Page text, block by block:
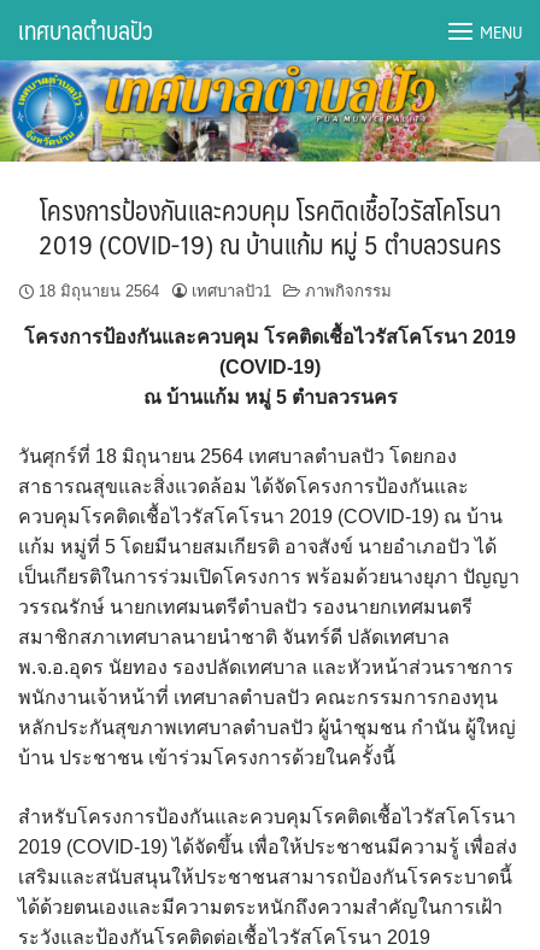
content
DWQA Ask Question
DWQA Questions
กองการศึกษา
กองคลัง
กองช่าง
กองยุทธศาสตร์และงบประมาณ
กองสาธารณสุขฯ
การเปิดเผยข้อมูลข่าวสารปี 2566 integrity transparency
assessment ITA2023
ข้อกำหนดการใช้งาน
ข้อมูลประชากร
ข้อมูลพื้นฐานของศูนย์บริการนักท่องเที่ยว เทศบาลตำบลปัว
ขั้นตอนการขอรับบริการ
งบแสดงฐานะการคลัง
งบแสดงฐานะการเงิน เทศบาลตำบลปัว ประจำปีงบประมาณ 2561
เทศบาลตำบลปัว MENU
โครงการป้องกันและควบคุม โรคติดเชื้อไวรัสโคโรนา
2019 (COVID-19) ณ บ้านแก้ม หมู่ 5 ตำบลวรนคร
18 มิถุนายน 2564 เทศบาลปัว1 ภาพกิจกรรม
โครงการป้องกันและควบคุม โรคติดเชื้อไวรัสโคโรนา 2019
(COVID-19)
ณ บ้านแก้ม หมู่ 5 ตำบลวรนคร
วันศุกร์ที่ 18 มิถุนายน 2564 เทศบาลตำบลปัว โดยกอง
สาธารณสุขและสิ่งแวดล้อม ได้จัดโครงการป้องกันและ
ควบคุมโรคติดเชื้อไวรัสโคโรนา 2019 (COVID-19) ณ บ้าน
แก้ม หมู่ที่ 5 โดยมีนายสมเกียรติ อาจสังข์ นายอำเภอปัว ได้
เป็นเกียรติในการร่วมเปิดโครงการ พร้อมด้วยนางยุภา ปัญญา
วรรณรักษ์ นายกเทศมนตรีตำบลปัว รองนายกเทศมนตรี
สมาชิกสภาเทศบาลนายนำชาติ จันทร์ดี ปลัดเทศบาล
พ.จ.อ.อุดร นัยทอง รองปลัดเทศบาล และหัวหน้าส่วนราชการ
พนักงานเจ้าหน้าที่ เทศบาลตำบลปัว คณะกรรมการกองทุน
หลักประกันสุขภาพเทศบาลตำบลปัว ผู้นำชุมชน กำนัน ผู้ใหญ่
บ้าน ประชาชน เข้าร่วมโครงการด้วยในครั้งนี้
สำหรับโครงการป้องกันและควบคุมโรคติดเชื้อไวรัสโคโรนา
2019 (COVID-19) ได้จัดขึ้น เพื่อให้ประชาชนมีความรู้ เพื่อส่ง
เสริมและสนับสนุนให้ประชาชนสามารถป้องกันโรคระบาดนี้
ได้ด้วยตนเองและมีความตระหนักถึงความสำคัญในการเฝ้า
ระวังและป้องกันโรคติดต่อเชื้อไวรัสโคโรนา 2019